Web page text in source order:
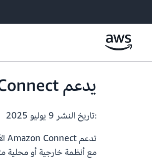
يدعم Amazon Connect الآن التنفيذ المتوازي لوظائف AWS Lambda ضمن التدفقات
:تاريخ النشر